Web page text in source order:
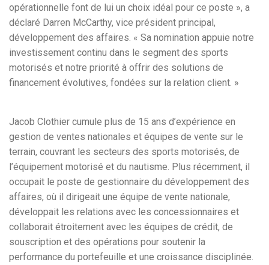
opérationnelle font de lui un choix idéal pour ce poste », a
déclaré Darren McCarthy, vice président principal,
développement des affaires. « Sa nomination appuie notre
investissement continu dans le segment des sports
motorisés et notre priorité à offrir des solutions de
financement évolutives, fondées sur la relation client. »
Jacob Clothier cumule plus de 15 ans d’expérience en
gestion de ventes nationales et équipes de vente sur le
terrain, couvrant les secteurs des sports motorisés, de
l’équipement motorisé et du nautisme. Plus récemment, il
occupait le poste de gestionnaire du développement des
affaires, où il dirigeait une équipe de vente nationale,
développait les relations avec les concessionnaires et
collaborait étroitement avec les équipes de crédit, de
souscription et des opérations pour soutenir la
performance du portefeuille et une croissance disciplinée.